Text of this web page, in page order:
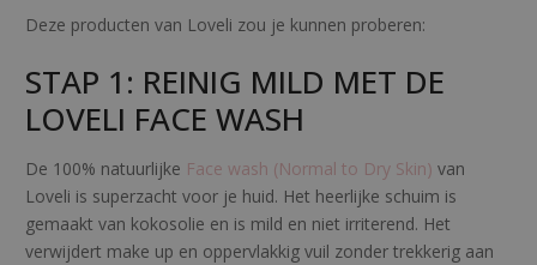
Deze producten van Loveli zou je kunnen proberen:
STAP 1: REINIG MILD MET DE
LOVELI FACE WASH
De 100% natuurlijke Face wash (Normal to Dry Skin) van
Loveli is superzacht voor je huid. Het heerlijke schuim is
gemaakt van kokosolie en is mild en niet irriterend. Het
verwijdert make up en oppervlakkig vuil zonder trekkerig aan